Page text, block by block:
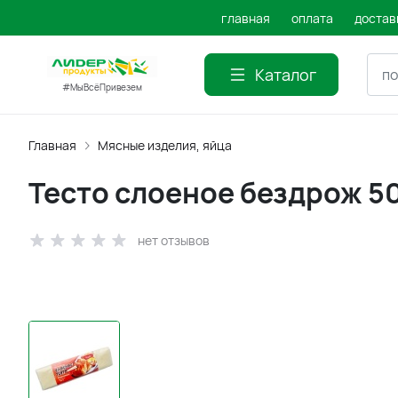
главная оплата
#МыВсёПривезем
Каталог
Главная Мясные изделия, яйца
Тесто слоеное бездрож
нет отзывов